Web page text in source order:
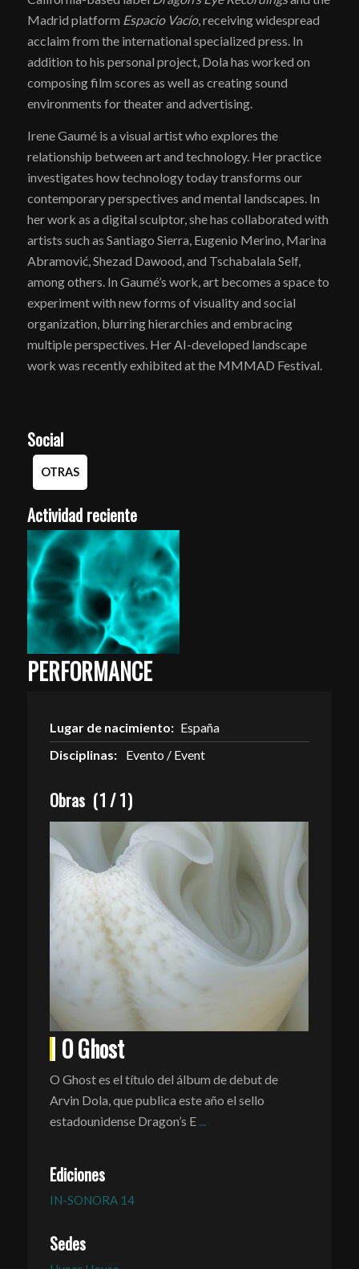
Madrid platform Espacio Vacío, receiving widespread
acclaim from the international specialized press. In
addition to his personal project, Dola has worked on
composing film scores as well as creating sound
environments for theater and advertising.
Irene Gaumé is a visual artist who explores the
relationship between art and technology. Her practice
investigates how technology today transforms our
contemporary perspectives and mental landscapes. In
her work as a digital sculptor, she has collaborated with
artists such as Santiago Sierra, Eugenio Merino, Marina
Abramović, Shezad Dawood, and Tschabalala Self,
among others. In Gaumé’s work, art becomes a space to
experiment with new forms of visuality and social
organization, blurring hierarchies and embracing
multiple perspectives. Her AI-developed landscape
work was recently exhibited at the MMMAD Festival.
Social
OTRAS
Actividad reciente
PERFORMANCE
Lugar de nacimiento: España
Disciplinas:
Evento / Event
Obras (1 /1)
O Ghost
O Ghost es el título del álbum de debut de
Arvin Dola, que publica este año el sello
estadounidense Dragon’s E ...
Ediciones
IN-SONORA 14
Sedes